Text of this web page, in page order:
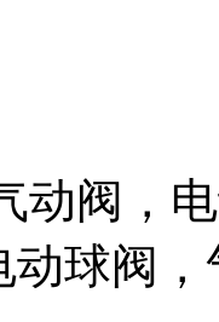
动阀，
球阀，